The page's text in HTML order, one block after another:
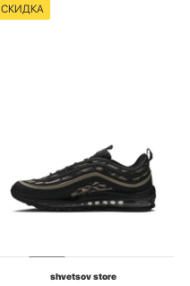
СКИДКА
shvetsov store